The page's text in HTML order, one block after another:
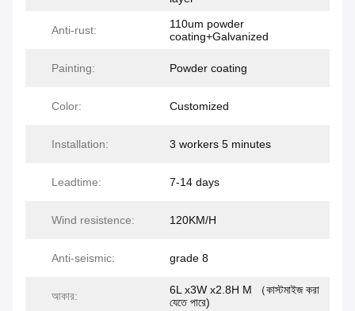
Anti-rust:
110um powder
coating+Galvanized
Painting: Powder coating
Color: Customized
Installation: 3 workers 5 minutes
Leadtime: 7-14 days
Wind resistence: 120KM/H
Anti-seismic: grade 8
আকার:
6L x3W x2.8H M （কাস্টমাইজ করা
যেতে পারে)